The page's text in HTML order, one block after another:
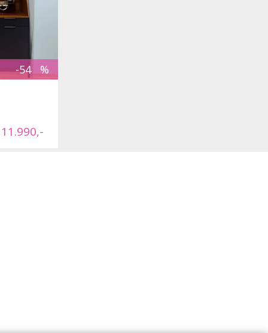
-54